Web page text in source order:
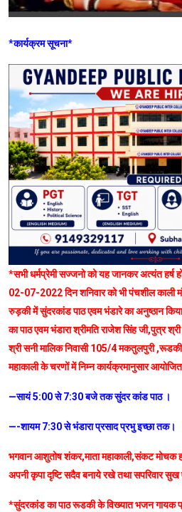
*कार्यक्रम सूचना*
*सभी धर्मप्रेमी सज्जनो को यह जानकर अत्यंत हर्ष
02-07-2022 दिन शनिवार को भी पंचशील काली
रुड़की में सुंदरकांड पाठ एवम भंडारे का अनुष्ठान
का पाठ एवम भंडारा श्रीमति राजेश सिंह जी,पुत्र
श्री सनी मालिक निवासी 105/4 मकतुलपुरी
महाकाली के चरणों में निम्न कार्यक्रमानुसार आयोजित
—सायं 5:00 से 7:30 बजे तक सुंदर कांड पाठ ।
—-शायम 7:30 से भंडारा प्रसाद प्रभु इच्छा तक।
भगवान आशुतोष शंकर,माता महाकाली,संकट मोचक
अपनी कृपा दृष्टि सदैव बनाये रखे तथा सपरिवार सुख
*सुंदरकांड का पाठ रूडकी के विख्यात भजन गायक